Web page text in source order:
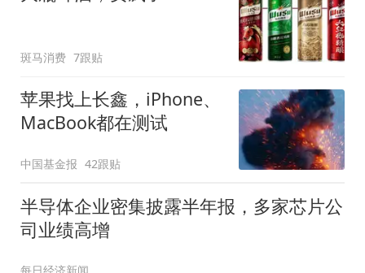
斑马消费 7跟贴
苹果找上长鑫，iPhone、
MacBook都在测试
中国基金报 42跟贴
半导体企业密集披露半年报，多家芯片公
司业绩高增